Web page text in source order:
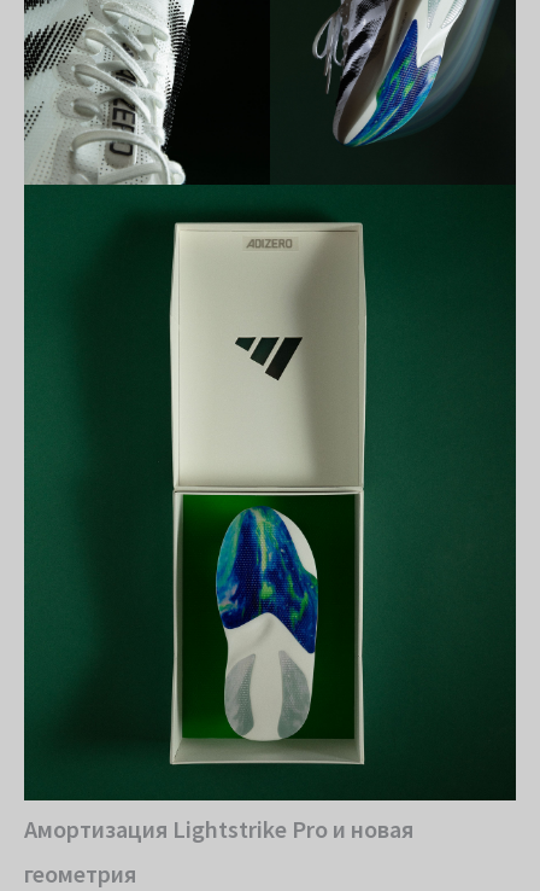
Амортизация Lightstrike Pro и новая
геометрия